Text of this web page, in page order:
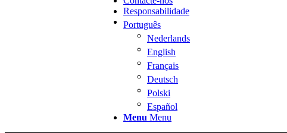
Responsabilidade
Português
Nederlands
English
Français
Deutsch
Polski
Español
Menu Menu